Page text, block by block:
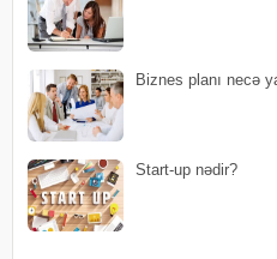
Biznes planı necə
Start-up nədir?